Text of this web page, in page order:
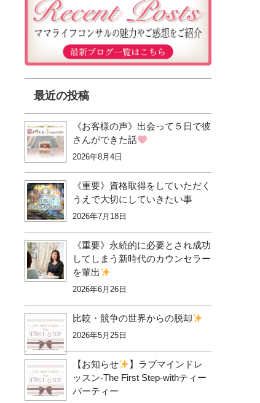
最近の投稿
《お客様の声》出会って５日で彼
さんができた話
2026年8月4日
《重要》資格取得をしていただく
うえで大切にしていきたい事
2026年7月18日
《重要》永続的に必要とされ成功
してしまう新時代のカウンセラー
を輩出
2026年6月26日
比較・競争の世界からの脱却
2026年5月25日
【お知らせ
】ラブマインドレ
ッスン-The First Step-withティー
パーティー